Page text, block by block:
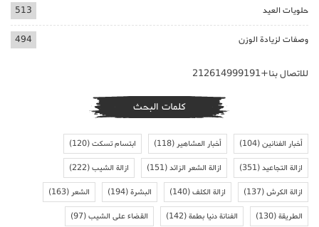
حلويات العيد 513
وصفات لزيادة الوزن 494
للاتصال بنا+212614999191
كلمات البحث
أخبار الفنانين(104) أخبار المشاهير(118) ابتسام تسكت(120)
ازالة التجاعيد(351) ازالة الشعر الزائد(151) ازالة الشيب(222)
ازالة الكرش(137) ازالة الكلف(140) البشرة(194) الشعر(163)
الطريقة(130) الفنانة دنيا بطمة(142) القضاء على الشيب(97)